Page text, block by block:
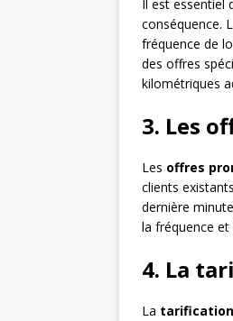
Il est essentiel
conséquence.
fréquence de
des offres
kilométriques
3. Les
Les offres
clients
dernière
la fréquence
4. La
La